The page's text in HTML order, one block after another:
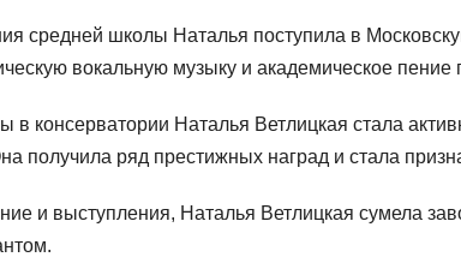
средней школы Наталья поступила в
вокальную музыку и академическое
в консерватории Наталья Ветлицкая стала
получила ряд престижных наград и стала
и выступления, Наталья Ветлицкая сумела